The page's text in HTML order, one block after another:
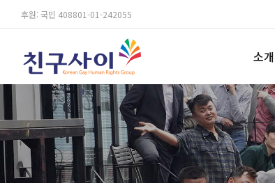
후원: 국민 408801-01-242055
소개